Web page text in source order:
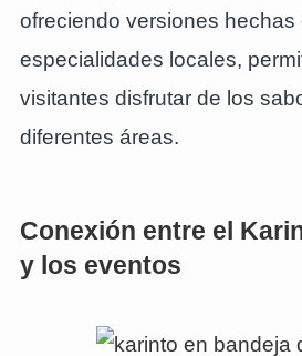
ofreciendo versiones hechas
especialidades locales,
visitantes disfrutar de los
diferentes áreas.
Conexión entre el
y los eventos